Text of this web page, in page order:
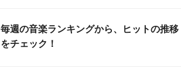
毎週の音楽ランキングから、ヒットの推移
をチェック！